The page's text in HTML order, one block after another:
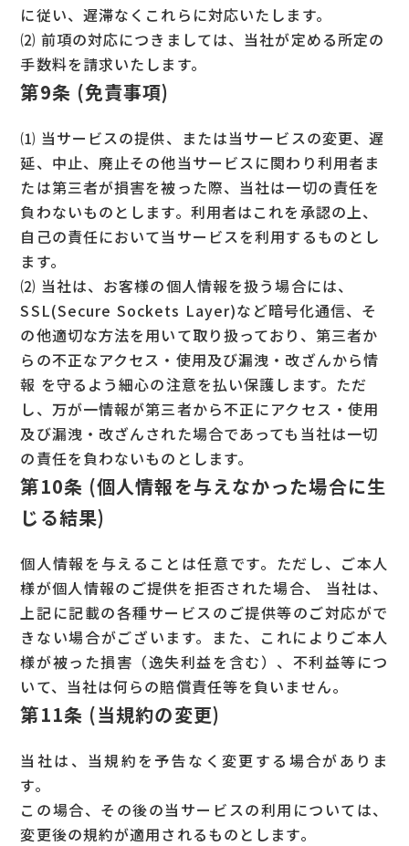
に従い、遅滞なくこれらに対応いたします。
⑵ 前項の対応につきましては、当社が定める所定の
手数料を請求いたします。
第9条 (免責事項)
⑴ 当サービスの提供、または当サービスの変更、遅
延、中止、廃止その他当サービスに関わり利用者ま
たは第三者が損害を被った際、当社は一切の責任を
負わないものとします。利用者はこれを承認の上、
自己の責任において当サービスを利用するものとし
ます。
⑵ 当社は、お客様の個人情報を扱う場合には、
SSL(Secure Sockets Layer)など暗号化通信、そ
の他適切な方法を用いて取り扱っており、第三者か
らの不正なアクセス・使用及び漏洩・改ざんから情
報 を守るよう細心の注意を払い保護します。ただ
し、万が一情報が第三者から不正にアクセス・使用
及び漏洩・改ざんされた場合であっても当社は一切
の責任を負わないものとします。
第10条 (個人情報を与えなかった場合に生
じる結果)
個人情報を与えることは任意です。ただし、ご本人
様が個人情報のご提供を拒否された場合、 当社は、
上記に記載の各種サービスのご提供等のご対応がで
きない場合がございます。また、これによりご本人
様が被った損害（逸失利益を含む）、不利益等につ
いて、当社は何らの賠償責任等を負いません。
第11条 (当規約の変更)
当社は、当規約を予告なく変更する場合がありま
す。
この場合、その後の当サービスの利用については、
変更後の規約が適用されるものとします。